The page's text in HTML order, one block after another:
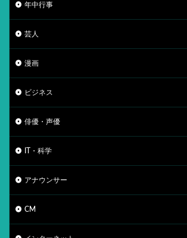
年中行事
芸人
漫画
ビジネス
俳優・声優
IT・科学
アナウンサー
CM